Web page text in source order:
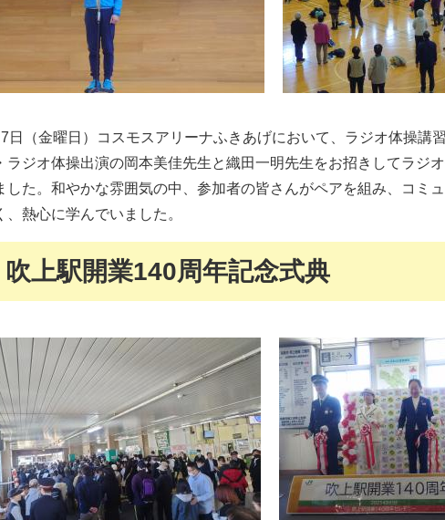
日（金曜日）コスモスアリーナふきあげにおいて、ラジオ体操講
ラジオ体操出演の岡本美佳先生と織田一明先生をお招きしてラジ
した。和やかな雰囲気の中、参加者の皆さんがペアを組み、コミ
、熱心に学んでいました。
吹上駅開業140周年記念式典